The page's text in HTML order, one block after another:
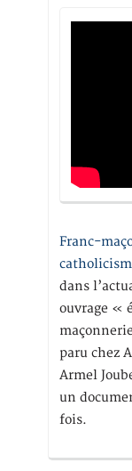
Franc-
dans
ouvrage «
paru chez
Armel
un
fois.